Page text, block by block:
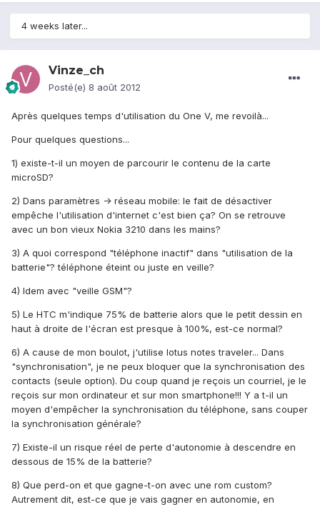
4 weeks later...
Vinze_ch
Posté(e) 8 août 2012
Après quelques temps d'utilisation du One V, me revoilà...
Pour quelques questions...
1) existe-t-il un moyen de parcourir le contenu de la carte
microSD?
2) Dans paramètres -> réseau mobile: le fait de désactiver
empêche l'utilisation d'internet c'est bien ça? On se retrouve
avec un bon vieux Nokia 3210 dans les mains?
3) A quoi correspond "téléphone inactif" dans "utilisation de la
batterie"? téléphone éteint ou juste en veille?
4) Idem avec "veille GSM"?
5) Le HTC m'indique 75% de batterie alors que le petit dessin en
haut à droite de l'écran est presque à 100%, est-ce normal?
6) A cause de mon boulot, j'utilise lotus notes traveler... Dans
"synchronisation", je ne peux bloquer que la synchronisation des
contacts (seule option). Du coup quand je reçois un courriel, je le
reçois sur mon ordinateur et sur mon smartphone!!! Y a t-il un
moyen d'empêcher la synchronisation du téléphone, sans couper
la synchronisation générale?
7) Existe-il un risque réel de perte d'autonomie à descendre en
dessous de 15% de la batterie?
8) Que perd-on et que gagne-t-on avec une rom custom?
Autrement dit, est-ce que je vais gagner en autonomie, en